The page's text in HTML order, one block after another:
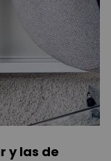
y las de